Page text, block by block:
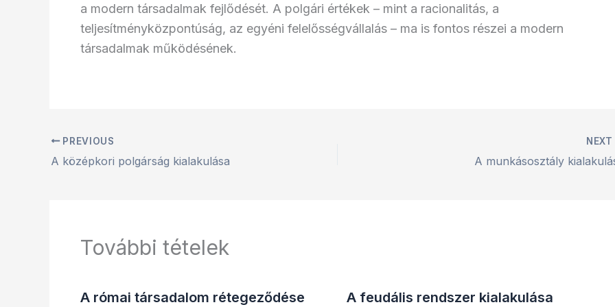
a modern társadalmak fejlődését. A polgári értékek – mint a racionalitás, a
teljesítményközpontúság, az egyéni felelősségvállalás – ma is fontos részei a modern
társadalmak működésének.
PREVIOUS
A középkori polgárság kialakulása
NEXT
A munkásosztály
További tételek
A római társadalom rétegeződése A feudális rendszer kialakulása